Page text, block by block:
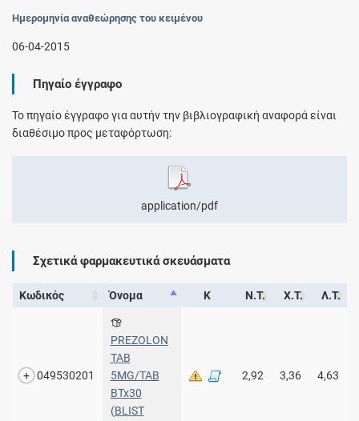
Ημερομηνία αναθεώρησης του κειμένου
06-04-2015
Πηγαίο έγγραφο
Το πηγαίο έγγραφο για αυτήν την βιβλιογραφική αναφορά είναι
διαθέσιμο προς μεταφόρτωση:
application/pdf
Σχετικά φαρμακευτικά σκευάσματα
Κωδικός Όνομα Κ Ν.Τ. Χ.Τ. Λ.Τ.
049530201
PREZOLON
TAB
5MG/TAB
BTx30
(BLIST
2,92 3,36 4,63